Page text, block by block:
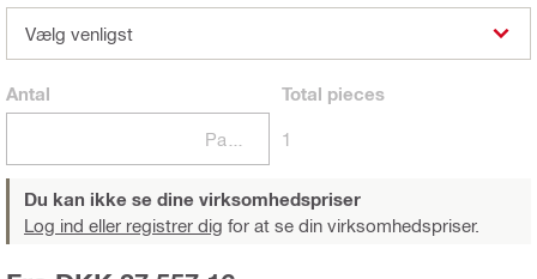
Vælg venligst
Antal Total pieces
1
Du kan ikke se dine virksomhedspriser
Log ind eller registrer dig for at se din virksomhedspriser.